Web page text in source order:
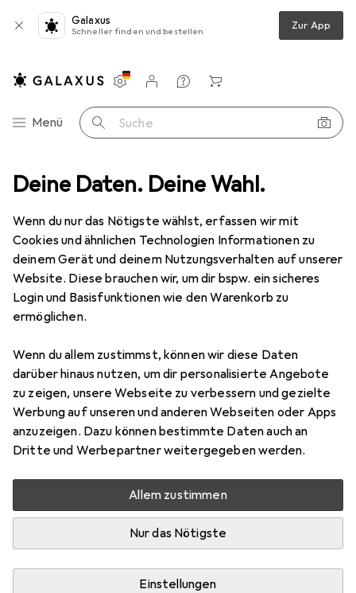
Deine Daten. Deine Wahl.
Wenn du nur das Nötigste wählst, erfassen wir mit
Cookies und ähnlichen Technologien Informationen zu
deinem Gerät und deinem Nutzungsverhalten auf unserer
Website. Diese brauchen wir, um dir bspw. ein sicheres
Login und Basisfunktionen wie den Warenkorb zu
ermöglichen.
Wenn du allem zustimmst, können wir diese Daten
darüber hinaus nutzen, um dir personalisierte Angebote
zu zeigen, unsere Webseite zu verbessern und gezielte
Werbung auf unseren und anderen Webseiten oder Apps
anzuzeigen. Dazu können bestimmte Daten auch an
Dritte und Werbepartner weitergegeben werden.
Allem zustimmen
Nur das Nötigste
Einstellungen
Galaxus
Schneller finden und bestellen Zur App
Navigation nach Kategorien
Menü Suche
Einstellungen
Kundenkonto
Vergleichslisten
Merklisten
Warenkorb
Kochgeschirr Kochbesteck Staub Suppenschöpfer
8 Bilder
StaubSuppenschöpfer
EUR
19,95
45
Bewertungen Marke
Mehr von Staub
Mehr als 10 Stück an Lager beim Lieferanten
Lieferort angeben für genaue Lieferzeit
In den Warenkorb